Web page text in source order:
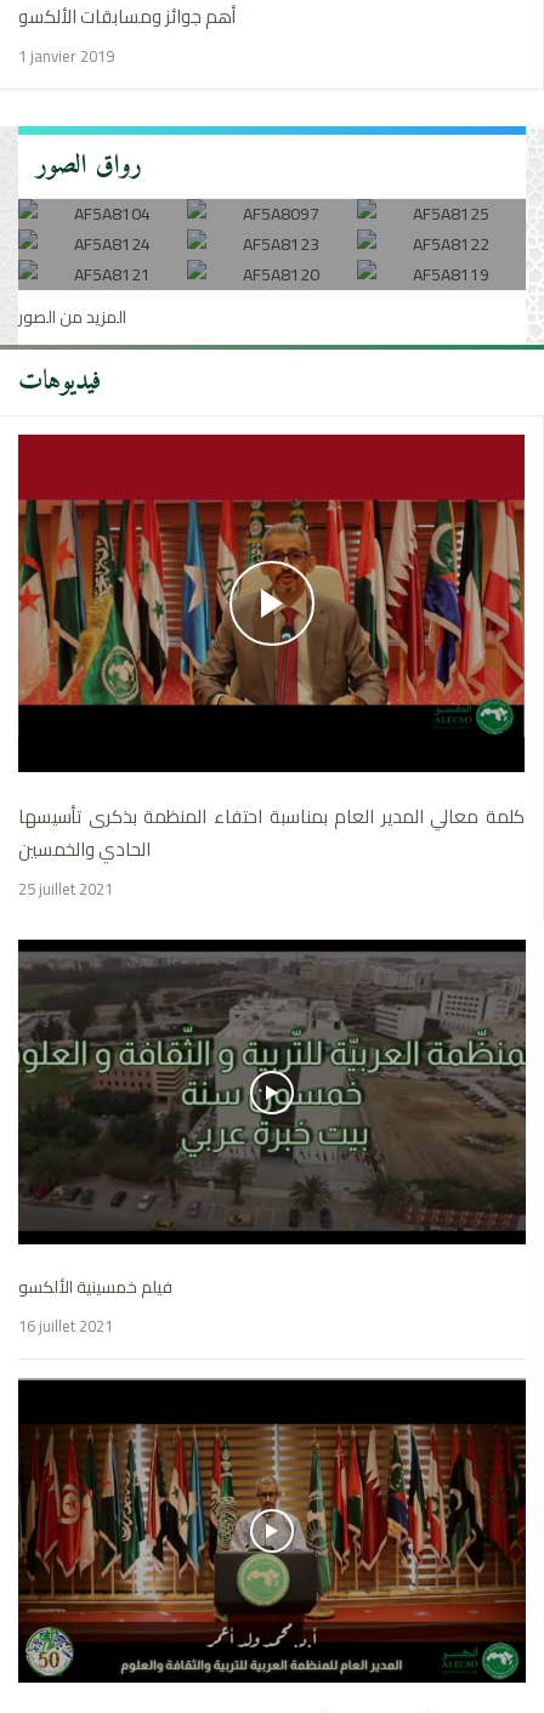
أهم جوائز ومسابقات الألكسو
1 janvier 2019
رواق الصور
المزيد من الصور
فيديوهات
كلمة معالي المدير العام بمناسبة احتفاء المنظمة بذكرى تأسيسها
الحادي والخمسين
25 juillet 2021
فيلم خمسينية الألكسو
16 juillet 2021